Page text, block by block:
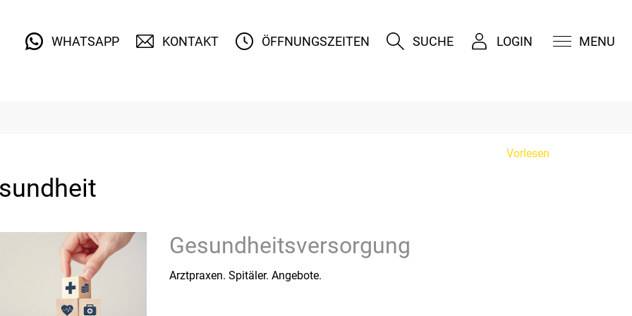
WHATSAPP KONTAKT ÖFFNUNGSZEITEN SUCHE LOGIN MENU
Vorlesen
Gesundheitsversorgung
Arztpraxen. Spitäler. Angebote.